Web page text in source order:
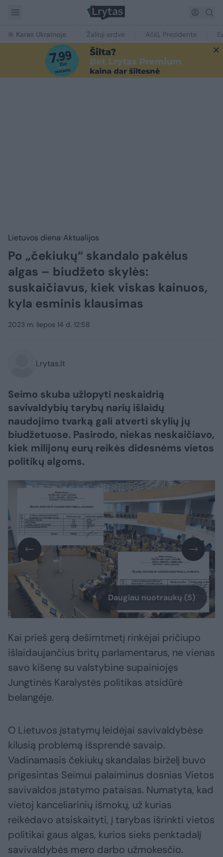
Karas Ukrainoje Žalioji erdvė Ačiū, Prezidente
Lietuvos diena Aktualijos
Po „čekiukų“ skandalo pakėlus
algas – biudžeto skylės:
suskaičiavus, kiek viskas kainuos,
kyla esminis klausimas
2023 m. liepos 14 d. 12:58
Lrytas.lt
Seimo skuba užlopyti neskaidrią
savivaldybių tarybų narių išlaidų
naudojimo tvarką gali atverti skylių jų
biudžetuose. Pasirodo, niekas neskaičiavo,
kiek milijonų eurų reikės didesnėms vietos
politikų algoms.
Daugiau nuotraukų (5)
Kai prieš gerą dešimtmetį rinkėjai pričiupo
išlaidaujančius britų parlamentarus, ne vienas
savo kišenę su valstybine supainiojęs
Jungtinės Karalystės politikas atsidūrė
belangėje.
O Lietuvos įstatymų leidėjai savivaldybėse
kilusią problemą išsprendė savaip.
Vadinamasis čekiukų skandalas birželį buvo
prigesintas Seimui palaiminus dosnias Vietos
savivaldos įstatymo pataisas. Numatyta, kad
vietoj kanceliarinių išmokų, už kurias
reikėdavo atsiskaityti, į tarybas išrinkti vietos
politikai gaus algas, kurios sieks penktadalį
savivaldybės mero darbo užmokesčio.